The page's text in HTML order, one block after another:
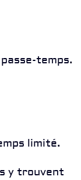
passe-temps.
limité.
y trouvent